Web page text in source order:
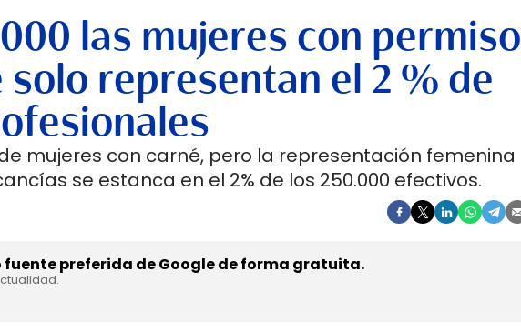
las mujeres con permiso
representan el 2 % de
mujeres con carné, pero la representación femenina
se estanca en el 2% de los 250.000 efectivos.
fuente preferida de Google de forma gratuita.